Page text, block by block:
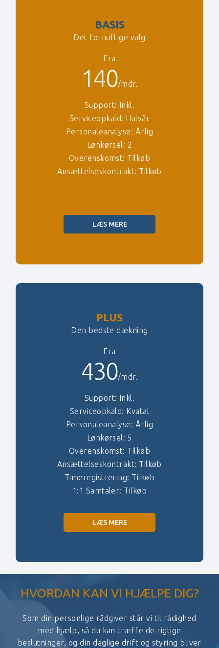
BASIS
Det fornuftige valg
Fra
140/mdr.
Support: Inkl.
Serviceopkald: Halvår
Personaleanalyse: Årlig
Lønkørsel: 2
Overenskomst: Tilkøb
Ansættelseskontrakt: Tilkøb
LÆS MERE
PLUS
Den bedste dækning
Fra
430/mdr.
Support: Inkl.
Serviceopkald: Kvatal
Personaleanalyse: Årlig
Lønkørsel: 5
Overenskomst: Tilkøb
Ansættelseskontrakt: Tilkøb
Timeregistrering: Tilkøb
1:1 Samtaler: Tilkøb
LÆS MERE
HVORDAN KAN VI HJÆLPE DIG?
Som din personlige rådgiver står vi til rådighed
med hjælp, så du kan træffe de rigtige
beslutninger, og din daglige drift og styring bliver